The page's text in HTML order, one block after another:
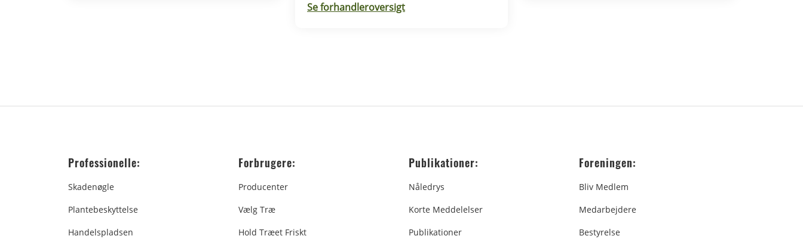
Se forhandleroversigt
Professionelle:
Skadenøgle
Plantebeskyttelse
Handelspladsen
Forbrugere:
Producenter
Vælg Træ
Hold Træet Friskt
Publikationer:
Nåledrys
Korte Meddelelser
Publikationer
Foreningen:
Bliv Medlem
Medarbejdere
Bestyrelse